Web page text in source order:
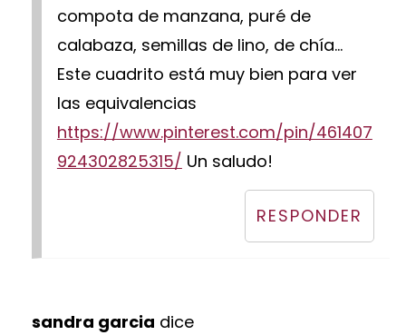
compota de manzana, puré de
calabaza, semillas de lino, de chía...
Este cuadrito está muy bien para ver
las equivalencias
https://www.pinterest.com/pin/461407
924302825315/ Un saludo!
RESPONDER
sandra garcia dice